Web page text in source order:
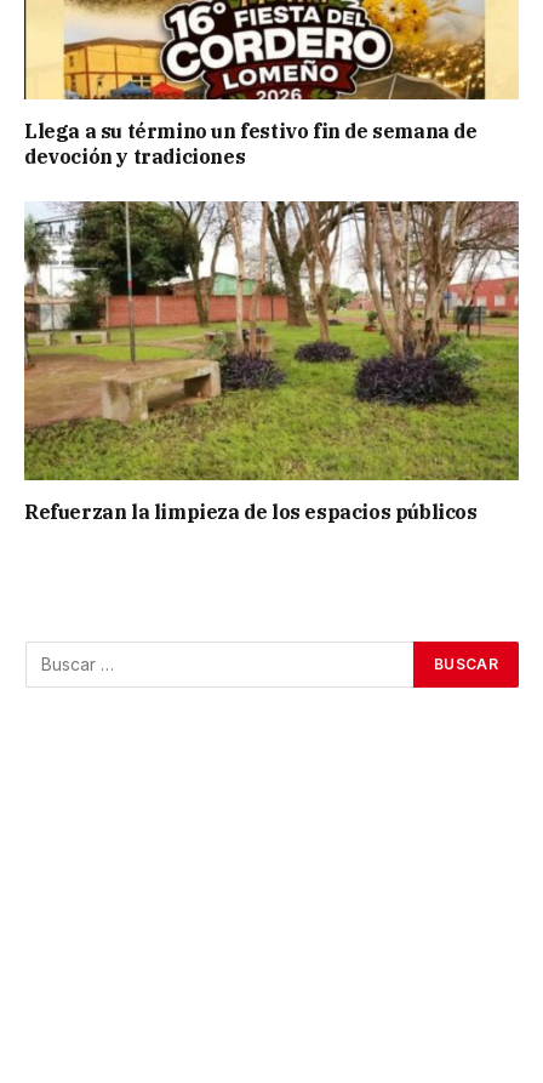
Llega a su término un festivo fin de semana de
devoción y tradiciones
Refuerzan la limpieza de los espacios públicos